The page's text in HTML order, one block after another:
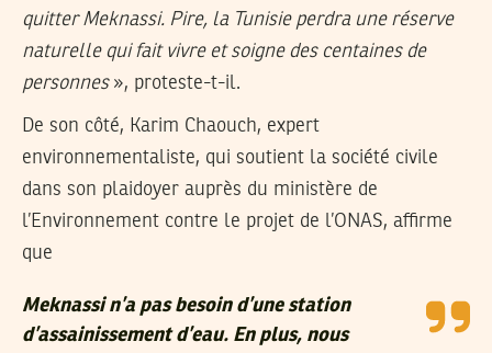
quitter Meknassi. Pire, la Tunisie perdra une réserve
naturelle qui fait vivre et soigne des centaines de
personnes », proteste-t-il.
De son côté, Karim Chaouch, expert
environnementaliste, qui soutient la société civile
dans son plaidoyer auprès du ministère de
l’Environnement contre le projet de l’ONAS, affirme
que
Meknassi n’a pas besoin d’une station
d’assainissement d’eau. En plus, nous